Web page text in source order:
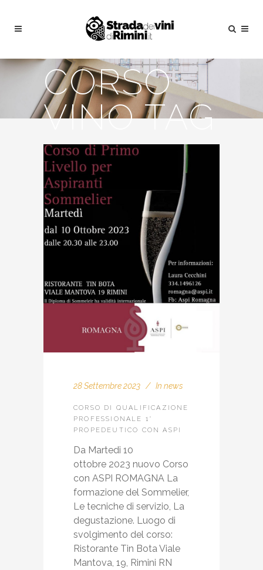
CORSO
VINO TAG
28 Settembre 2023 In news
CORSO DI QUALIFICAZIONE
PROFESSIONALE 1°
PROPEDEUTICO CON ASPI
Da Martedi 10
ottobre 2023 nuovo Corso
con ASPI ROMAGNA La
formazione del Sommelier,
Le tecniche di servizio, La
degustazione. Luogo di
svolgimento del corso:
Ristorante Tin Bota Viale
Mantova, 19, Rimini RN